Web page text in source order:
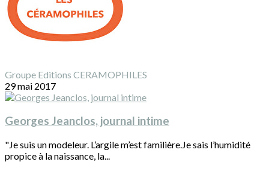
Groupe Editions CERAMOPHILES
29 mai 2017
Georges Jeanclos, journal intime
"Je suis un modeleur. L’argile m’est familière.Je sais l’humidité
propice à la naissance, la...